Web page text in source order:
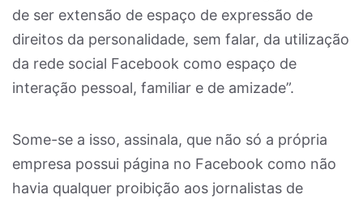
de ser extensão de espaço de expressão de
direitos da personalidade, sem falar, da utilização
da rede social Facebook como espaço de
interação pessoal, familiar e de amizade”.
Some-se a isso, assinala, que não só a própria
empresa possui página no Facebook como não
havia qualquer proibição aos jornalistas de